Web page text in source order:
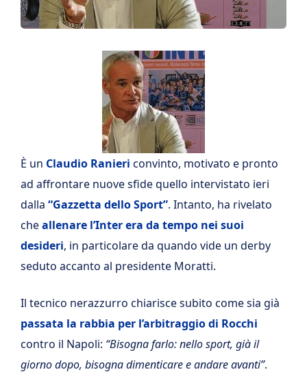
È un Claudio Ranieri convinto, motivato e pronto
ad affrontare nuove sfide quello intervistato ieri
dalla “Gazzetta dello Sport”. Intanto, ha rivelato
cheallenare l’Inter era da tempo nei suoi
desideri, in particolare da quando vide un derby
seduto accanto al presidente Moratti.
Il tecnico nerazzurro chiarisce subito come sia già
passata la rabbia per l’arbitraggio di Rocchi
contro il Napoli: “Bisogna farlo: nello sport, già il
giorno dopo, bisogna dimenticare e andare avanti”.